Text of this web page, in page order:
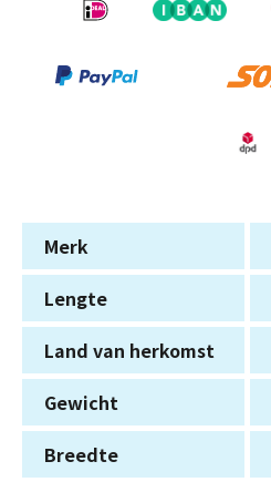
Merk
Lengte
Land van herkomst
Gewicht
Breedte